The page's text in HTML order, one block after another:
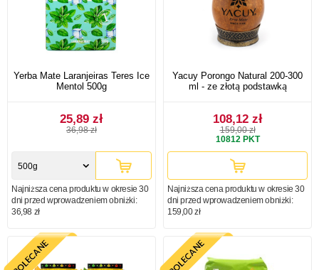
Yerba Mate Laranjeiras Teres Ice
Mentol 500g
25,89 zł
36,98 zł
500g
Najniższa cena produktu w okresie 30
dni przed wprowadzeniem obniżki:
36,98 zł
Yacuy Porongo Natural 200-300
ml - ze złotą podstawką
108,12 zł
159,00 zł
10812PKT
Najniższa cena produktu w okresie 30
dni przed wprowadzeniem obniżki:
159,00 zł